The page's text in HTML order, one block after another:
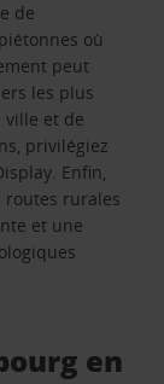
de
où
peut
les plus
et de
privilégiez
Enfin,
routes rurales
et une
en